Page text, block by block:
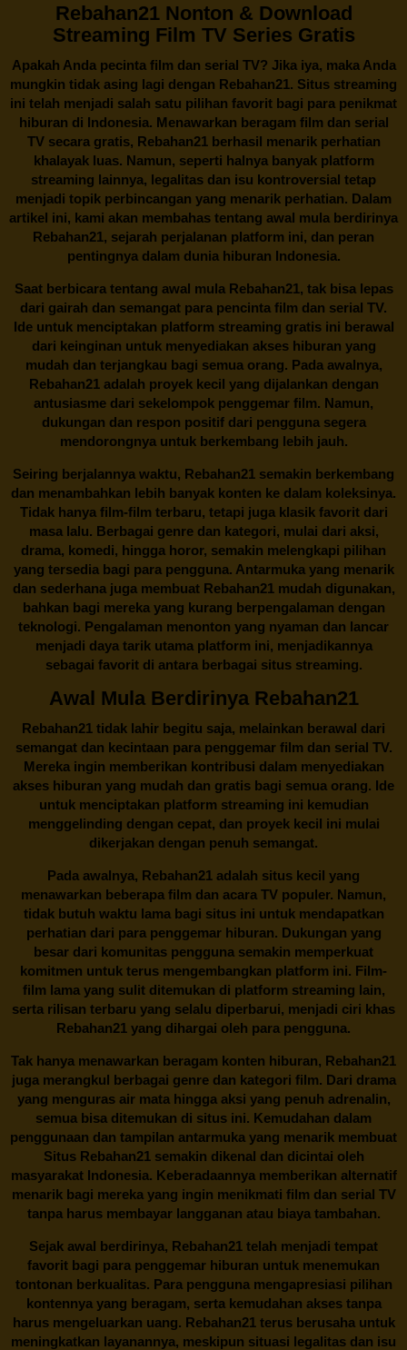
Rebahan21 Nonton & Download
Streaming Film TV Series Gratis
Apakah Anda pecinta film dan serial TV? Jika iya, maka Anda
mungkin tidak asing lagi dengan Rebahan21. Situs streaming
ini telah menjadi salah satu pilihan favorit bagi para penikmat
hiburan di Indonesia. Menawarkan beragam film dan serial
TV secara gratis, Rebahan21berhasil menarik perhatian
khalayak luas. Namun, seperti halnya banyak platform
streaming lainnya, legalitas dan isu kontroversial tetap
menjadi topik perbincangan yang menarik perhatian. Dalam
artikel ini, kami akan membahas tentang awal mula berdirinya
Rebahan21, sejarah perjalanan platform ini, dan peran
pentingnya dalam dunia hiburan Indonesia.
Saat berbicara tentang awal mula Rebahan21, tak bisa lepas
dari gairah dan semangat para pencinta film dan serial TV.
Ide untuk menciptakan platform streaming gratis ini berawal
dari keinginan untuk menyediakan akses hiburan yang
mudah dan terjangkau bagi semua orang. Pada awalnya,
Rebahan21 adalah proyek kecil yang dijalankan dengan
antusiasme dari sekelompok penggemar film. Namun,
dukungan dan respon positif dari pengguna segera
mendorongnya untuk berkembang lebih jauh.
Seiring berjalannya waktu, Rebahan21 semakin berkembang
dan menambahkan lebih banyak konten ke dalam koleksinya.
Tidak hanya film-film terbaru, tetapi juga klasik favorit dari
masa lalu. Berbagai genre dan kategori, mulai dari aksi,
drama, komedi, hingga horor, semakin melengkapi pilihan
yang tersedia bagi para pengguna. Antarmuka yang menarik
dan sederhana juga membuatRebahan21mudah digunakan,
bahkan bagi mereka yang kurang berpengalaman dengan
teknologi. Pengalaman menonton yang nyaman dan lancar
menjadi daya tarik utama platform ini, menjadikannya
sebagai favorit di antara berbagai situs streaming.
Awal Mula Berdirinya Rebahan21
Rebahan21 tidak lahir begitu saja, melainkan berawal dari
semangat dan kecintaan para penggemar film dan serial TV.
Mereka ingin memberikan kontribusi dalam menyediakan
akses hiburan yang mudah dan gratis bagi semua orang. Ide
untuk menciptakan platform streaming ini kemudian
menggelinding dengan cepat, dan proyek kecil ini mulai
dikerjakan dengan penuh semangat.
Pada awalnya, Rebahan21 adalah situs kecil yang
menawarkan beberapa film dan acara TV populer. Namun,
tidak butuh waktu lama bagi situs ini untuk mendapatkan
perhatian dari para penggemar hiburan. Dukungan yang
besar dari komunitas pengguna semakin memperkuat
komitmen untuk terus mengembangkan platform ini. Film-
film lama yang sulit ditemukan di platform streaming lain,
serta rilisan terbaru yang selalu diperbarui, menjadi ciri khas
Rebahan21 yang dihargai oleh para pengguna.
Tak hanya menawarkan beragam konten hiburan, Rebahan21
juga merangkul berbagai genre dan kategori film. Dari drama
yang menguras air mata hingga aksi yang penuh adrenalin,
semua bisa ditemukan di situs ini. Kemudahan dalam
penggunaan dan tampilan antarmuka yang menarik membuat
Situs Rebahan21semakin dikenal dan dicintai oleh
masyarakat Indonesia. Keberadaannya memberikan alternatif
menarik bagi mereka yang ingin menikmati film dan serial TV
tanpa harus membayar langganan atau biaya tambahan.
Sejak awal berdirinya, Rebahan21 telah menjadi tempat
favorit bagi para penggemar hiburan untuk menemukan
tontonan berkualitas. Para pengguna mengapresiasi pilihan
kontennya yang beragam, serta kemudahan akses tanpa
harus mengeluarkan uang. Rebahan21terus berusaha untuk
meningkatkan layanannya, meskipun situasi legalitas dan isu